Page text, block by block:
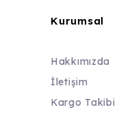
Kurumsal
Hakkımızda
İletişim
Kargo Takibi